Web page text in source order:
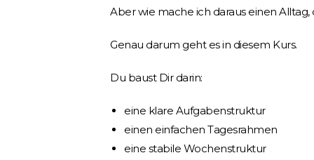
Aber wie mache ich daraus einen Alltag,
Genau darum geht es in diesem Kurs.
Du baust Dir darin:
eine klare Aufgabenstruktur
einen einfachen Tagesrahmen
eine stabile Wochenstruktur